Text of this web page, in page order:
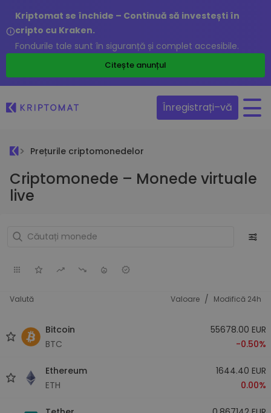
Kriptomat se închide – Continuă să investești în
cripto cu Kraken.
Fondurile tale sunt în siguranță și complet accesibile.
Citește anunțul
Înregistrați–vă
Prețurile criptomonedelor
Criptomonede – Monede virtuale
live
Valută Valoare / Modifică 24h
Bitcoin
BTC
55678.00 EUR
-0.50%
Ethereum
ETH
1644.40 EUR
0.00%